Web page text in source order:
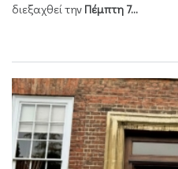
διεξαχθεί την Πέμπτη 7...